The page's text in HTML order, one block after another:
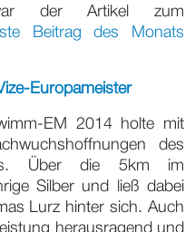
war der Artikel zum
Beitrag des Monats
Europameister
EM 2014 holte mit
des
Über die 5km im
Silber und ließ dabei
Lurz hinter sich. Auch
herausragend und